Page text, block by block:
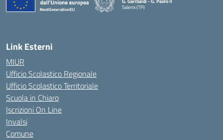
Salemi (TP)
Link Esterni
MIUR
Ufficio Scolastico Regionale
Ufficio Scolastico Territoriale
Scuola in Chiaro
Iscrizioni On Line
Invalsi
Comune